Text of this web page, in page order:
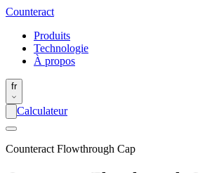
Counteract
Produits
Technologie
À propos
fr
Calculateur
Counteract Flowthrough Cap